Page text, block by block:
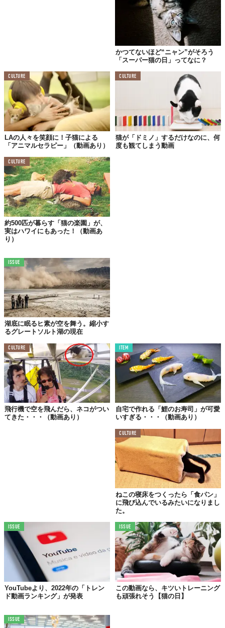
うんしょ、うんしょ…。始めますよっと。
かつてないほど“ニャン”がそろう
「スーパー猫の日」ってなに？
CULTURE
LAの人々を笑顔に！子猫による
「アニマルセラピー」（動画あり）
CULTURE
猫が「ドミノ」するだけなのに、何
度も観てしまう動画
CULTURE
約500匹が暮らす「猫の楽園」が、
実はハワイにもあった！（動画あ
り）
ISSUE
湖底に眠るヒ素が空を舞う。縮小す
るグレートソルト湖の現在
CULTURE
飛行機で空を飛んだら、ネコがつい
てきた・・・（動画あり）
ITEM
自宅で作れる「鯉のお寿司」が可愛
いすぎる・・・（動画あり）
CULTURE
ねこの寝床をつくったら「食パン」
に飛び込んでいるみたいになりまし
た。
ISSUE
YouTubeより、2022年の「トレン
ド動画ランキング」が発表
ISSUE
この動画なら、キツいトレーニング
も頑張れそう【猫の日】
ISSUE